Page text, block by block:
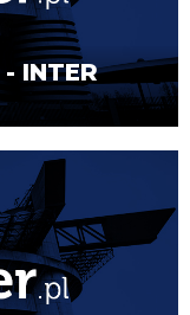
- INTER